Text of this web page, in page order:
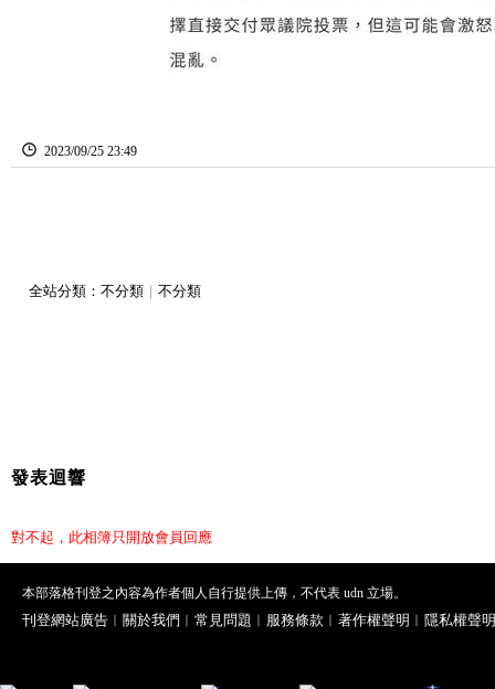
2023/09/25 23:49
全站分類： 不分類 不分類
發表迴響
對不起，此相簿只開放會員回應
本部落格刊登之內容為作者個人自行提供上傳，不代表 udn 立場。
刊登網站廣告 ︱ 關於我們 ︱ 常見問題 ︱ 服務條款 ︱ 著作權聲明 ︱ 隱私權聲明